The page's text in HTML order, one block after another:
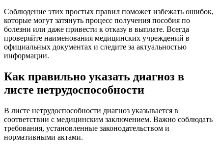
Соблюдение этих простых правил поможет избежать ошибок,
которые могут затянуть процесс получения пособия по
болезни или даже привести к отказу в выплате. Всегда
проверяйте наименования медицинских учреждений в
официальных документах и следите за актуальностью
информации.
Как правильно указать диагноз в
листе нетрудоспособности
В листе нетрудоспособности диагноз указывается в
соответствии с медицинским заключением. Важно соблюдать
требования, установленные законодательством и
нормативными актами.